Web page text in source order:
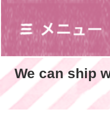
We can ship